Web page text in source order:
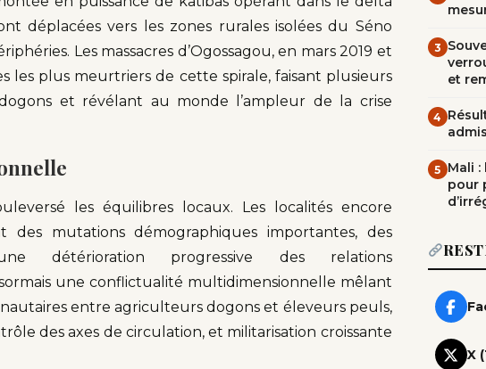
déplacées vers les zones rurales isolées du Séno
Les massacres d’Ogossagou, en mars 2019 et
les plus meurtriers de cette spirale, faisant plusieurs
et révélant au monde l’ampleur de la crise
les équilibres locaux. Les localités encore
des mutations démographiques importantes, des
détérioration progressive des relations
une conflictualité multidimensionnelle mêlant
entre agriculteurs dogons et éleveurs peuls,
des axes de circulation, et militarisation croissante
3
et
4
5 Mali :
pour
X